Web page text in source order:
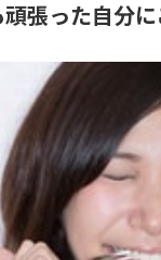
張った自分